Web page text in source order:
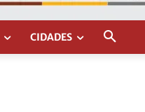
CIDADES